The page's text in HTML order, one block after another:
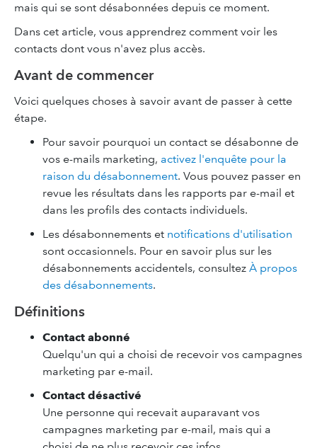
mais qui se sont désabonnées depuis ce moment.
Dans cet article, vous apprendrez comment voir les
contacts dont vous n'avez plus accès.
Avant de commencer
Voici quelques choses à savoir avant de passer à cette
étape.
Pour savoir pourquoi un contact se désabonne de
vos e-mails marketing, activez l'enquête pour la
raison du désabonnement. Vous pouvez passer en
revue les résultats dans les rapports par e-mail et
dans les profils des contacts individuels.
Les désabonnements et notifications d'utilisation
sont occasionnels. Pour en savoir plus sur les
désabonnements accidentels, consultez À propos
des désabonnements.
Définitions
Contact abonné
Quelqu'un qui a choisi de recevoir vos campagnes
marketing par e-mail.
Contact désactivé
Une personne qui recevait auparavant vos
campagnes marketing par e-mail, mais qui a